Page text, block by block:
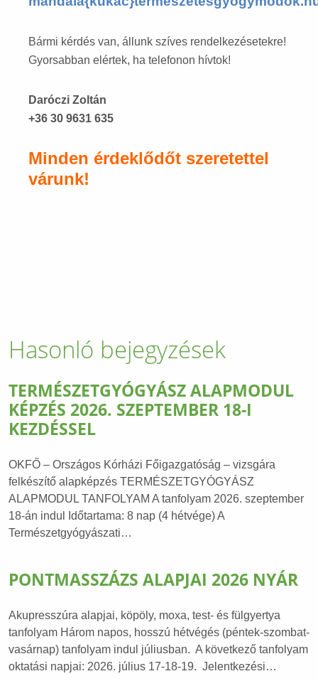
Bármi kérdés van, állunk szíves rendelkezésetekre!
Gyorsabban elértek, ha telefonon hívtok!
Daróczi Zoltán
+36 30 9631 635
Minden érdeklődőt szeretettel
várunk!
Hasonló bejegyzések
TERMÉSZETGYÓGYÁSZ ALAPMODUL
KÉPZÉS 2026. SZEPTEMBER 18-I
KEZDÉSSEL
OKFŐ – Országos Kórházi Főigazgatóság – vizsgára
felkészítő alapképzés TERMÉSZETGYÓGYÁSZ
ALAPMODUL TANFOLYAM A tanfolyam 2026. szeptember
18-án indul Időtartama: 8 nap (4 hétvége) A
Természetgyógyászati…
PONTMASSZÁZS ALAPJAI 2026 NYÁR
Akupresszúra alapjai, köpöly, moxa, test- és fülgyertya
tanfolyam Három napos, hosszú hétvégés (péntek-szombat-
vasárnap) tanfolyam indul júliusban. A következő tanfolyam
oktatási napjai: 2026. július 17-18-19. Jelentkezési…